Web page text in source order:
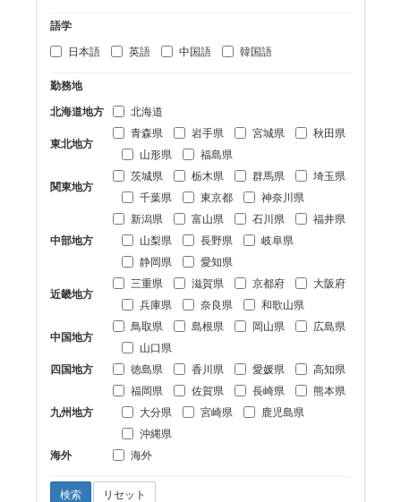
語学
日本語
英語 中国語 韓国語
勤務地
北海道地方
北海道
東北地方
青森県 岩手県 宮城県
秋田県
山形県
福島県
関東地方
茨城県 栃木県 群馬県
埼玉県
千葉県
東京都 神奈川県
中部地方
新潟県 富山県 石川県
福井県
山梨県
長野県
岐阜県
静岡県
愛知県
近畿地方
三重県 滋賀県 京都府
大阪府
兵庫県
奈良県 和歌山県
中国地方
鳥取県 島根県 岡山県
広島県
山口県
四国地方
徳島県 香川県 愛媛県 高知県
九州地方
福岡県 佐賀県 長崎県
熊本県
大分県
宮崎県
鹿児島県
沖縄県
海外
海外
検索 リセット